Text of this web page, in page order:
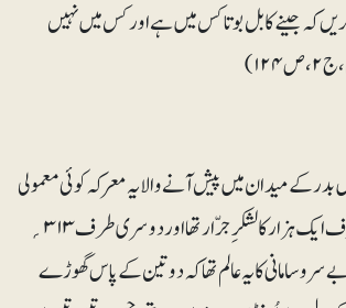
کہ جینے کا بل بوتا کس میں ہے اور کس میں نہیں
میں بدر کے میدان میں پیش آنے والا یہ معرکہ کوئی معمولی
معرکہ نہ تھا۔ ایک طرف ایک ہزار کا لشکرِ جرّار تھا اور دوسری طرف ۳۱۳ ؍
سروسامانی کا یہ عالم تھا کہ دو تین کے پاس گھوڑے